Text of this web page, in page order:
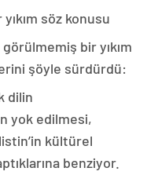
söz konusu
bir yıkım
şöyle sürdürdü:
dilin
yok edilmesi,
kültürel
benziyor.